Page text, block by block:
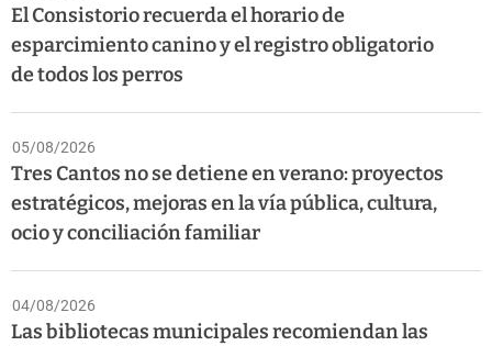
El Consistorio recuerda el horario de
esparcimiento canino y el registro obligatorio
de todos los perros
05/08/2026
Tres Cantos no se detiene en verano: proyectos
estratégicos, mejoras en la vía pública, cultura,
ocio y conciliación familiar
04/08/2026
Las bibliotecas municipales recomiendan las